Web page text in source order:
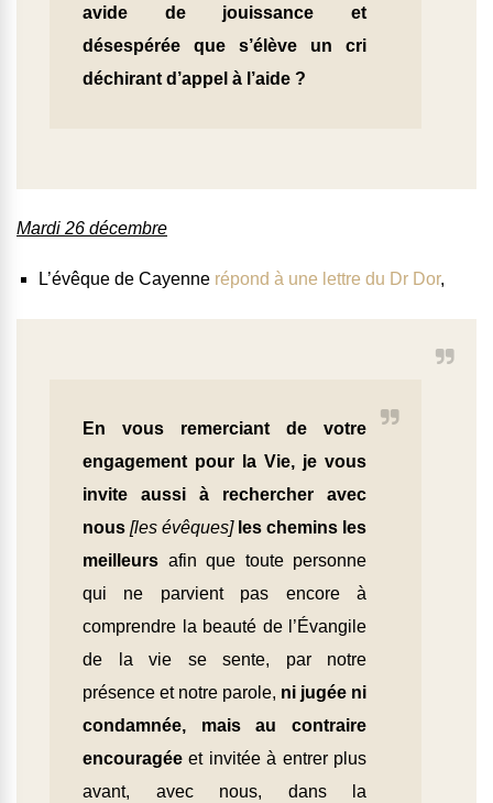
avide de jouissance et
désespérée que s’élève un cri
déchirant d’appel à l’aide ?
Mardi 26 décembre
L’évêque de Cayenne répond à une lettre du Dr Dor,
En vous remerciant de votre
engagement pour la Vie, je vous
invite aussi à rechercher avec
nous [les évêques] les chemins les
meilleurs afin que toute personne
qui ne parvient pas encore à
comprendre la beauté de l’Évangile
de la vie se sente, par notre
présence et notre parole, ni jugée ni
condamnée, mais au contraire
encouragée et invitée à entrer plus
avant, avec nous, dans la